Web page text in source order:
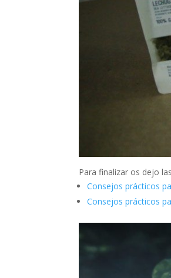
Para finalizar os dejo
Consejos prácticos
Consejos prácticos